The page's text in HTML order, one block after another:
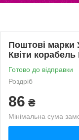
Поштові марки
Квіти
Готово до відправки
Роздріб
86 ₴
Мінімальна сума